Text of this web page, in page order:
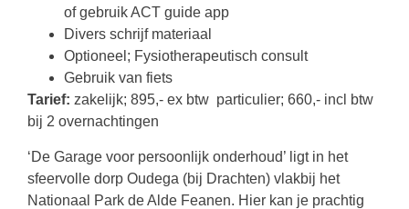
of gebruik ACT guide app
Divers schrijf materiaal
Optioneel; Fysiotherapeutisch consult
Gebruik van fiets
Tarief: zakelijk; 895,- ex btw particulier; 660,- incl btw
bij 2 overnachtingen
‘De Garage voor persoonlijk onderhoud’ ligt in het
sfeervolle dorp Oudega (bij Drachten) vlakbij het
Nationaal Park de Alde Feanen. Hier kan je prachtig